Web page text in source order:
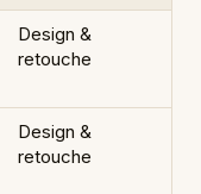
Design &
retouche
Design &
retouche